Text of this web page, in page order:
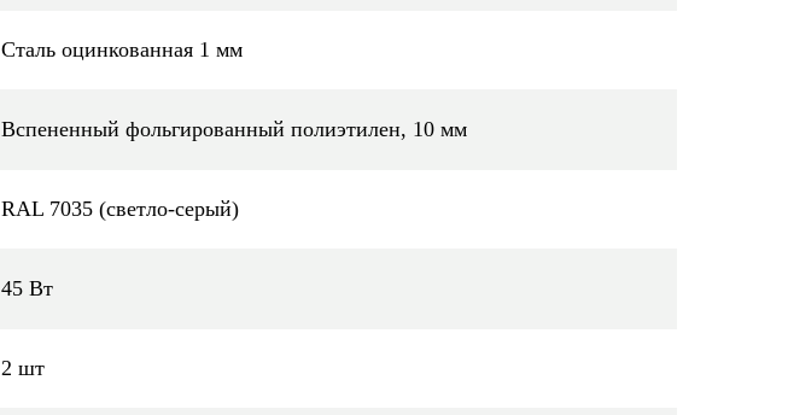
Сталь оцинкованная 1 мм
Вспененный фольгированный полиэтилен, 10 мм
RAL 7035 (светло-серый)
45 Вт
2 шт